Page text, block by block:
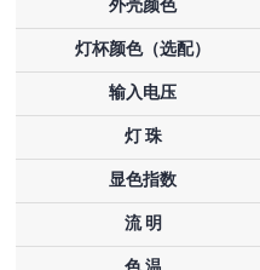
外壳颜色
灯杯颜色（选配）
输入电压
灯 珠
显色指数
流 明